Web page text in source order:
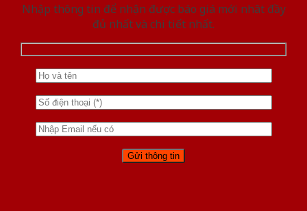
Nhập thông tin để nhận được báo giá mới nhât đầy
đủ nhất và chi tiết nhất.